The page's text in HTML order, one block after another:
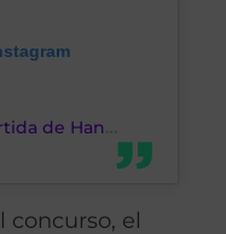
concurso, el